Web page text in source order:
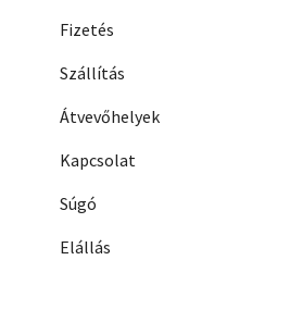
Fizetés
Szállítás
Átvevőhelyek
Kapcsolat
Súgó
Elállás